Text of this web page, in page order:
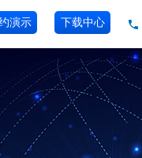
演示 下载中心